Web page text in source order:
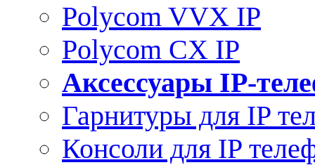
Polycom VVX IP
Polycom CX IP
Аксессуары IP-
Гарнитуры для IP
Консоли для IP